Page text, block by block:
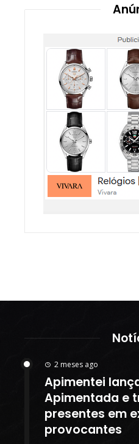
2 meses ago
Apimentei
Apimentada e
presentes em
provocantes